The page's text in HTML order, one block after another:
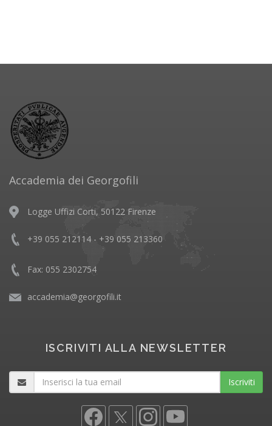
Accademia dei Georgofili
Logge Uffizi Corti, 50122 Firenze
+39 055 212114 - +39 055 213360
Fax: 055 2302754
accademia@georgofili.it
ISCRIVITI ALLA NEWSLETTER
Iscriviti